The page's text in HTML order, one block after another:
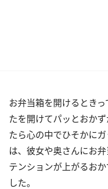
お弁当箱を開けるとき
たを開けてパッとおか
たら心の中でひそかに
は、彼女や奥さんにお
テンションが上がるお
した。